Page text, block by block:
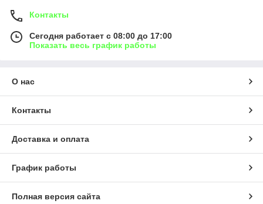
Контакты
Сегодня работает с 08:00 до 17:00
Показать весь график работы
О нас
Контакты
Доставка и оплата
График работы
Полная версия сайта